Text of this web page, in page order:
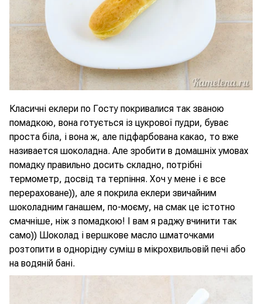
Класичні еклери по Госту покривалися так званою
помадкою, вона готується із цукрової пудри, буває
проста біла, і вона ж, але підфарбована какао, то вже
називается шоколадна. Але зробити в домашніх умовах
помадку правильно досить складно, потрібні
термометр, досвід та терпіння. Хоч у мене і є все
перераховане)), але я покрила еклери звичайним
шоколадним ганашем, по-моєму, на смак це істотно
смачніше, ніж з помадкою! І вам я раджу вчинити так
само)) Шоколад і вершкове масло шматочками
розтопити в однорідну суміш в мікрохвильовій печі або
на водяній бані.